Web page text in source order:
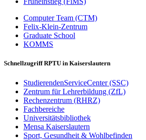
Computer Team (CTM)
Felix-Klein-Zentrum
Graduate School
KOMMS
Schnellzugriff RPTU in Kaiserslautern
StudierendenServiceCenter (SSC)
Zentrum für Lehrerbildung (ZfL)
Rechenzentrum (RHRZ)
Fachbereiche
Universitätsbibliothek
Mensa Kaiserslautern
Sport, Gesundheit & Wohlbefinden